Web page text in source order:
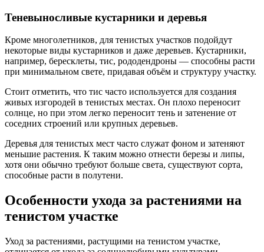
Теневыносливые кустарники и деревья
Кроме многолетников, для тенистых участков подойдут
некоторые виды кустарников и даже деревьев. Кустарники,
например, бересклеты, тис, рододендроны — способны расти
при минимальном свете, придавая объём и структуру участку.
Стоит отметить, что тис часто используется для создания
живых изгородей в тенистых местах. Он плохо переносит
солнце, но при этом легко переносит тень и затенение от
соседних строений или крупных деревьев.
Деревья для тенистых мест часто служат фоном и затеняют
меньшие растения. К таким можно отнести березы и липы,
хотя они обычно требуют больше света, существуют сорта,
способные расти в полутени.
Особенности ухода за растениями на
тенистом участке
Уход за растениями, растущими на тенистом участке,